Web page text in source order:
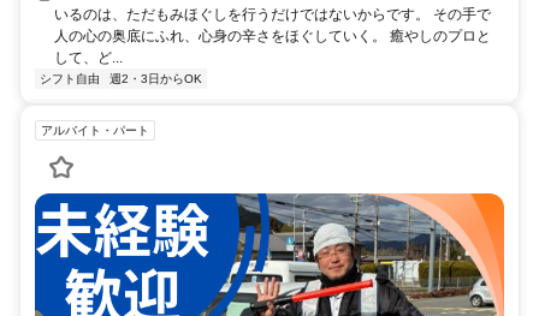
いるのは、ただもみほぐしを行うだけではないからです。 その手で
人の心の奥底にふれ、心身の辛さをほぐしていく。 癒やしのプロと
して、ど...
シフト自由 週2・3日からOK
アルバイト・パート